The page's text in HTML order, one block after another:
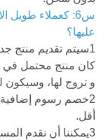
س6: كعملاء طويل
عليها؟
1سيتم تقديم منتج
كان منتج محتمل في
و تروج لها، وسيكون
2خصم رسوم
أقل.
3يمكننا أن نقدم